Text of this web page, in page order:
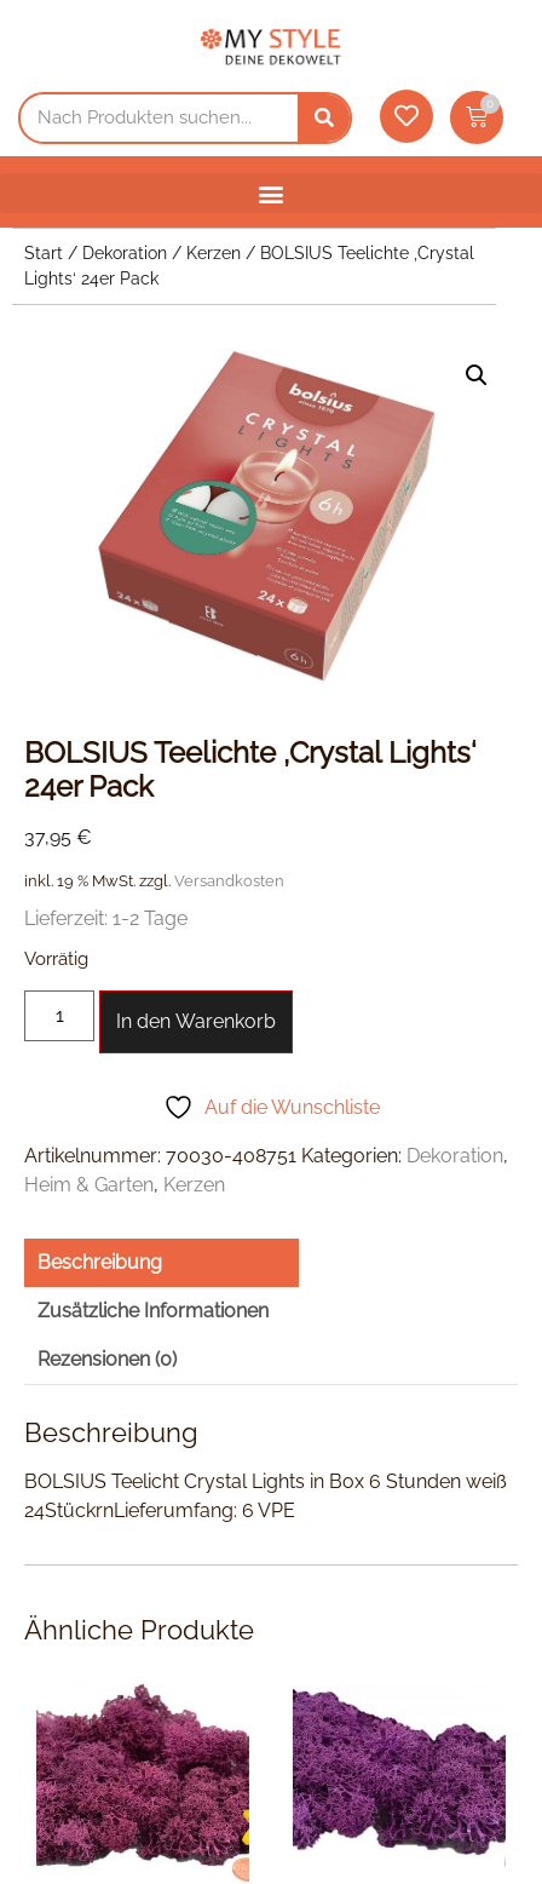
0
Start / Dekoration / Kerzen / BOLSIUS Teelichte ‚Crystal
Lights‘ 24er Pack
BOLSIUS Teelichte ‚Crystal Lights‘
24er Pack
37,95 €
inkl. 19 % MwSt. zzgl. Versandkosten
Lieferzeit: 1-2 Tage
Vorrätig
In den Warenkorb
Auf die Wunschliste
Artikelnummer: 70030-408751 Kategorien: Dekoration,
Heim & Garten, Kerzen
Beschreibung
Zusätzliche Informationen
Rezensionen (0)
Beschreibung
BOLSIUS Teelicht Crystal Lights in Box 6 Stunden weiß
24StückrnLieferumfang: 6 VPE
Ähnliche Produkte